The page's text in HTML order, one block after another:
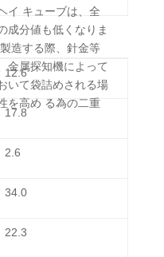
イ キューブは、全
成分値も低くなりま
造する際、針金等
金属探知機によって
いて袋詰めされる場
を高め る為の二重
12.6
17.8
2.6
34.0
22.3